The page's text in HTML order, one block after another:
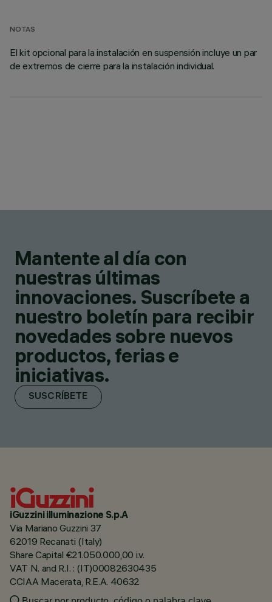
NOTAS
El kit opcional para la instalación en suspensión incluye un par
de extremos de cierre para la instalación individual.
Mantente al día con
nuestras últimas
innovaciones. Suscríbete a
nuestro boletín para recibir
novedades sobre nuevos
productos, ferias e
iniciativas.
SUSCRÍBETE
iGuzzini illuminazione S.p.A
Via Mariano Guzzini 37
62019 Recanati (Italy)
Share Capital €21.050.000,00 i.v.
VAT N. and R.I. : (IT)00082630435
CCIAA Macerata, R.E.A. 40632